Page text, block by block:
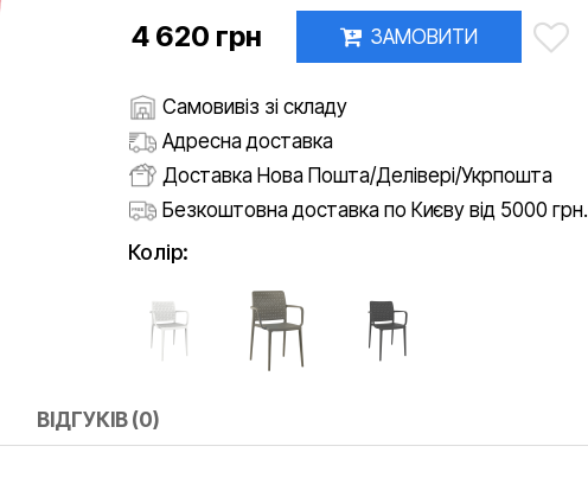
4 620 грн ЗАМОВИТИ
Самовивіз зі складу
Адресна доставка
Доставка Нова Пошта/Делівері/Укрпошта
Безкоштовна доставка по Києву від 5000 грн.
Колір:
ВІДГУКІВ (0)